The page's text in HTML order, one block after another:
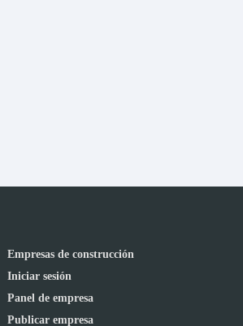
Empresas de construcción
Iniciar sesión
Panel de empresa
Publicar empresa